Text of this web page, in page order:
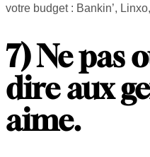
votre budget : Bankin’,
7) Ne pas
dire aux
aime.